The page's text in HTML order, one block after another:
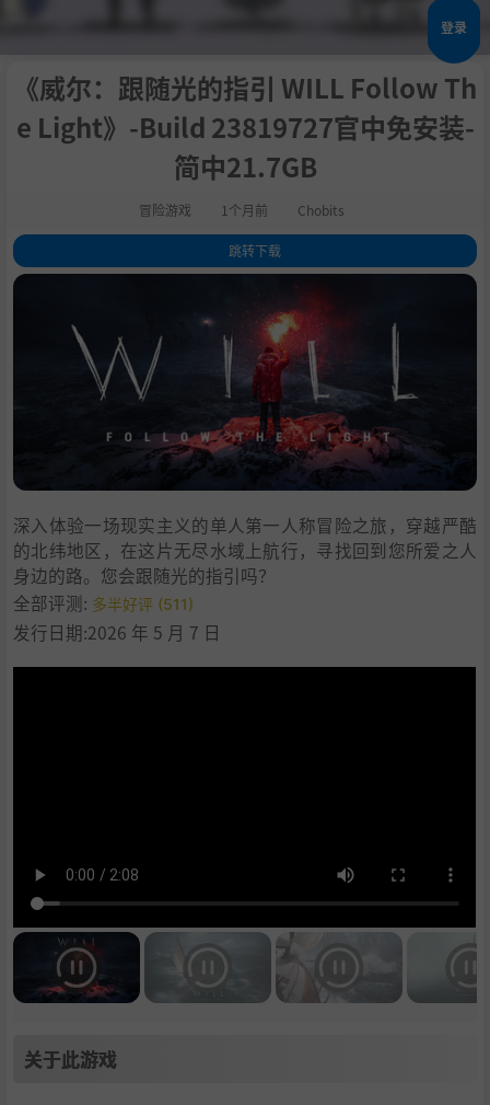
登录
《威尔：跟随光的指引 WILL Follow Th
e Light》-Build 23819727官中免安装-
简中21.7GB
冒险游戏 1个月前 Chobits
跳转下载
1.关于此游戏
游戏特色
关于TomorrowHead Studio
深入体验一场现实主义的单人第一人称冒险之旅，穿越严酷
的北纬地区，在这片无尽水域上航行，寻找回到您所爱之人
身边的路。您会跟随光的指引吗？
全部评测: 多半好评 (511)
发行日期:2026 年 5 月 7 日
关于此游戏